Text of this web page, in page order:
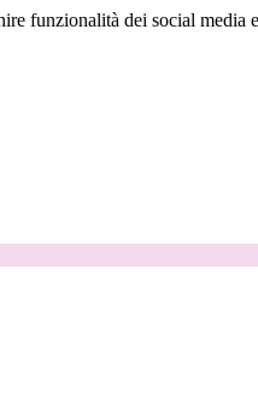
funzionalità dei social